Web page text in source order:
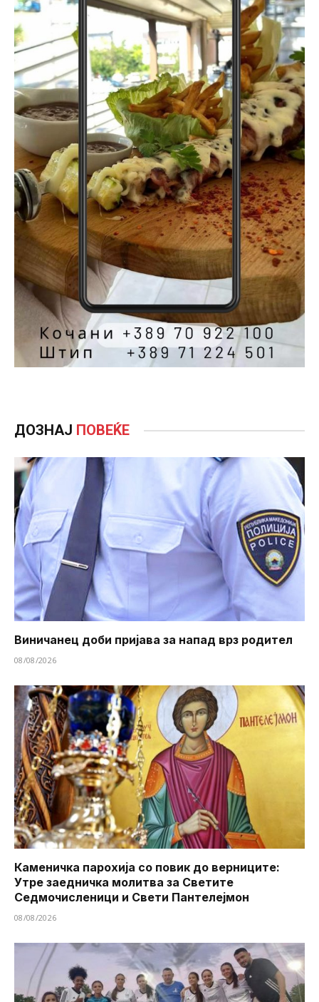
ДОЗНАЈ ПОВЕЌЕ
Виничанец доби пријава за напад врз родител
08/08/2026
Каменичка парохија со повик до верниците:
Утре заедничка молитва за Светите
Седмочисленици и Свети Пантелејмон
08/08/2026